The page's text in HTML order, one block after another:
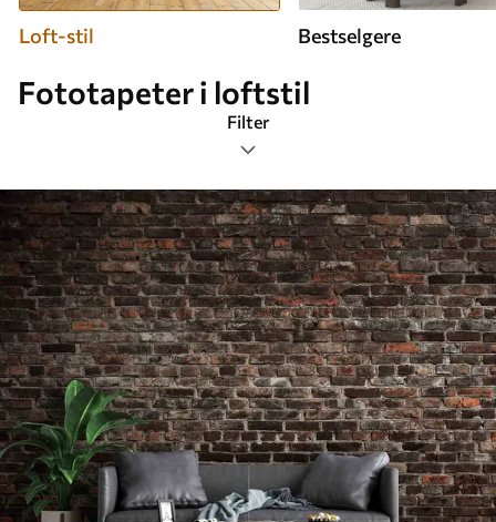
Loft-stil Bestselgere
Fototapeter i loftstil
Filter
Tagger
Bildeformat
Farge
Smart
Tilbakestill alt